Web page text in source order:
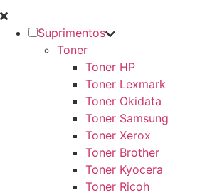
Suprimentos
Toner
Toner HP
Toner Lexmark
Toner Okidata
Toner Samsung
Toner Xerox
Toner Brother
Toner Kyocera
Toner Ricoh